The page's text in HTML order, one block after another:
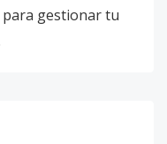
gestionar tu